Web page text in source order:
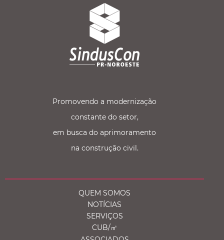
Promovendo a modernização
constante do setor,
em busca do aprimoramento
na construção civil.
QUEM SOMOS
NOTÍCIAS
SERVIÇOS
CUB/㎡